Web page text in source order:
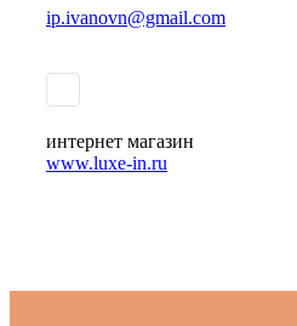
ip.ivanovn@gmail.com
интернет магазин
www.luxe-in.ru